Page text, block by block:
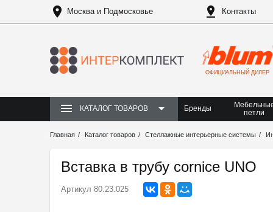
Москва и Подмосковье Контакты
ОФИЦИАЛЬНЫЙ ДИЛЕР
КАТАЛОГ ТОВАРОВ Бренды
петли
Главная Каталог товаров Стеллажные интерьерные системы
Вставка в трубу cornice UNO
Артикул 80.23.025